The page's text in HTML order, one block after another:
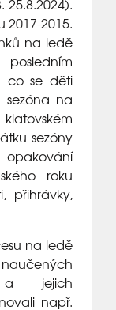
2017-2015.
na ledě
co se děti
na
sezóny
roku
přihrávky,
na ledě
a jejich
např.